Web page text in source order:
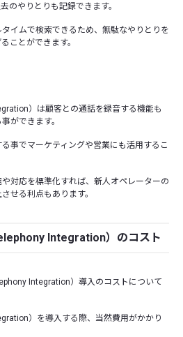
のやりとりも記録できます。
イムで検索できるため、無駄なやりとりを
ことができます。
）は顧客との通話を録音する機能も
ができます。
事でマーケティングや営業にも活用するこ
対応を標準化すれば、新人オペレーターの
せる利点もあります。
Integration）のコスト
Integration）導入のコストについて
）を導入する際、当然費用がかかり